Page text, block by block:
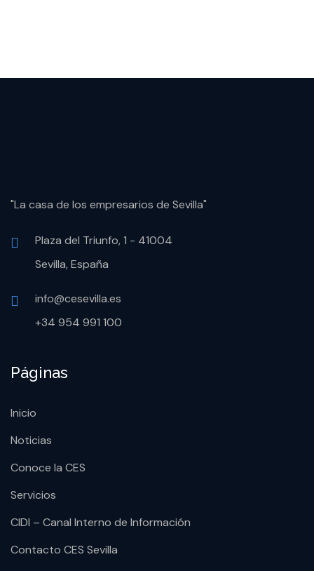
"La casa de los empresarios de Sevilla"
Plaza del Triunfo, 1 - 41004
Sevilla, España
info@cesevilla.es
+34 954 991 100
Páginas
Inicio
Noticias
Conoce la CES
Servicios
CIDI – Canal Interno de Información
Contacto CES Sevilla